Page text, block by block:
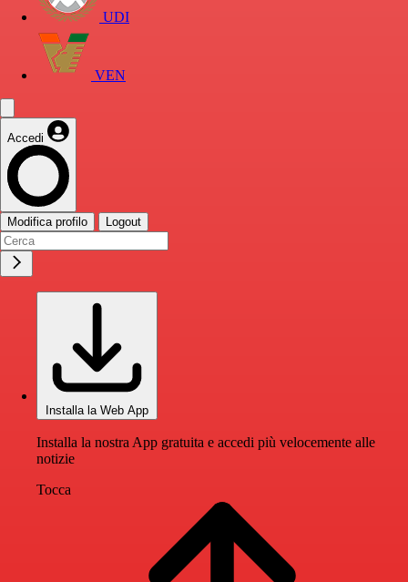
UDI
VEN
Accedi
Modifica profilo Logout
Installa la Web App
Installa la nostra App gratuita e accedi più velocemente alle
notizie
Tocca